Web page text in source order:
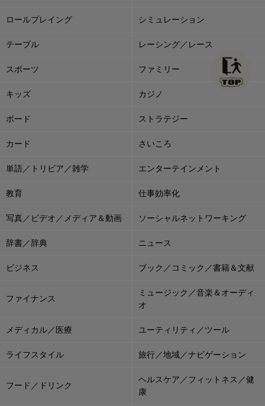
ロールプレイング シミュレーション
テーブル レーシング／レース
スポーツ ファミリー
キッズ カジノ
ボード ストラテジー
カード さいころ
単語／トリビア／雑学 エンターテインメント
教育 仕事効率化
写真／ビデオ／メディア＆動画 ソーシャルネットワーキング
辞書／辞典 ニュース
ビジネス ブック／コミック／書籍＆文献
ファイナンス
ミュージック／音楽＆オーディ
オ
メディカル／医療 ユーティリティ／ツール
ライフスタイル 旅行／地域／ナビゲーション
フード／ドリンク
ヘルスケア／フィットネス／健
康